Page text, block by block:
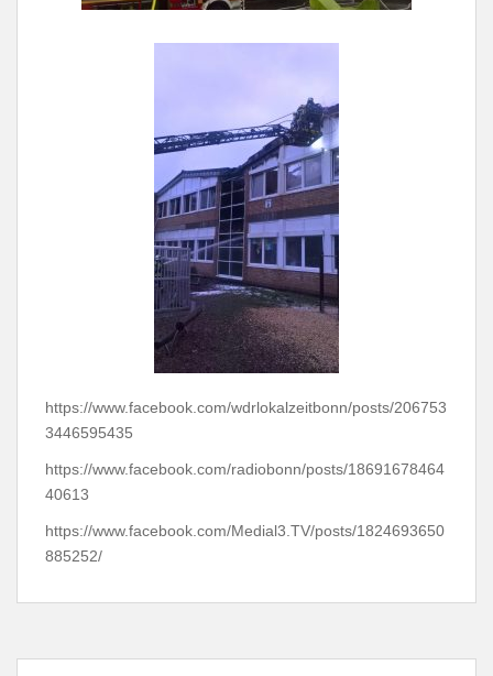
https://www.facebook.com/wdrlokalzeitbonn/posts/206753
3446595435
https://www.facebook.com/radiobonn/posts/18691678464
40613
https://www.facebook.com/Medial3.TV/posts/1824693650
885252/